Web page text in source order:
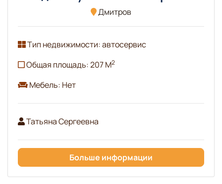
Дмитров
Тип недвижимости: автосервис
Общая площадь: 207 М2
Мебель: Нет
Татьяна Сергеевна
Больше информации